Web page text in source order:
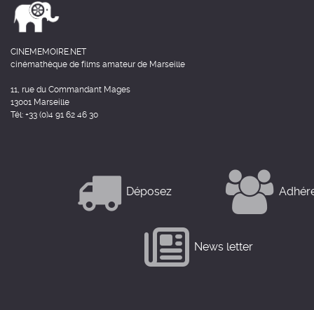
CINEMEMOIRE.NET
cinémathèque de films amateur de Marseille
11, rue du Commandant Mages
13001 Marseille
Tél: +33 (0)4 91 62 46 30
Déposez
News letter